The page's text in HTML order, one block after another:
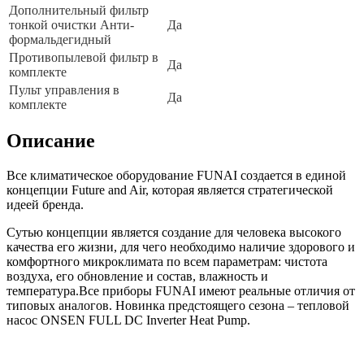
Дополнительный фильтр
тонкой очистки Анти-
формальдегидный
Да
Противопылевой фильтр в
комплекте
Да
Пульт управления в
комплекте
Да
Описание
Все климатическое оборудование FUNAI создается в единой
концепции Future and Air, которая является стратегической
идеей бренда.
Сутью концепции является создание для человека высокого
качества его жизни, для чего необходимо наличие здорового и
комфортного микроклимата по всем параметрам: чистота
воздуха, его обновление и состав, влажность и
температура.Все приборы FUNAI имеют реальные отличия от
типовых аналогов. Новинка предстоящего сезона – тепловой
насос ONSEN FULL DC Inverter Heat Pump.